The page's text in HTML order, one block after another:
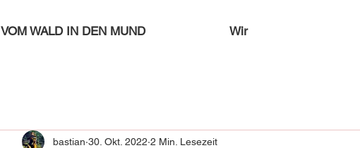
VOM WALD IN DEN MUND Wir
bastian 30. Okt. 2022 2 Min. Lesezeit